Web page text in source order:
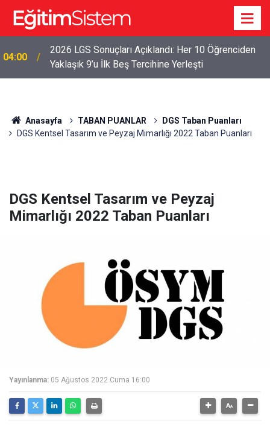
04:00
2026 LGS Sonuçları Açıklandı: Her 10 Öğrenciden
Yaklaşık 9’u İlk Beş Tercihine Yerleşti
Anasayfa TABAN PUANLAR
DGS Taban Puanları
DGS Kentsel Tasarım ve Peyzaj Mimarlığı 2022 Taban Puanları
DGS Kentsel Tasarım ve Peyzaj
Mimarlığı 2022 Taban Puanları
Yayınlanma: 05 Ağustos 2022 Cuma 16:00